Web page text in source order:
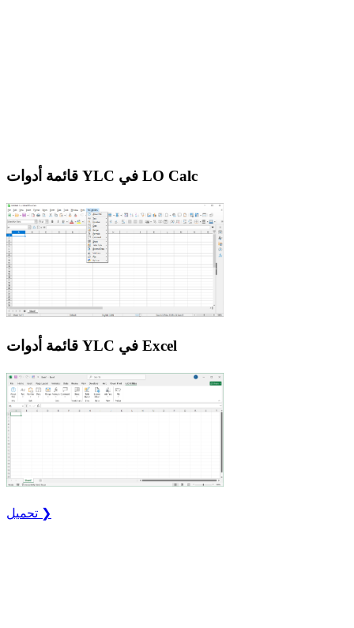
قائمة أدوات YLC في LO Calc
قائمة أدوات YLC في Excel
تحميل ❯